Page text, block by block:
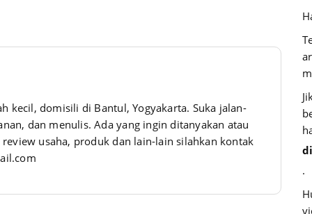
kecil, domisili di Bantul, Yogyakarta. Suka jalan-
dan menulis. Ada yang ingin ditanyakan atau
usaha, produk dan lain-lain silahkan kontak
.